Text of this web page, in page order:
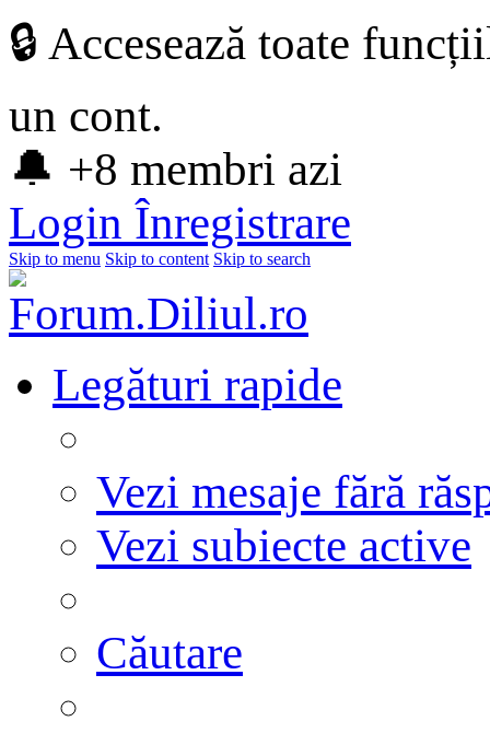
🔒 Accesează toate
un cont.
🔔 +8 membri azi
Login Înregistrare
Skip to menu Skip to content Skip to search
Legături rapide
Vezi mesaje fără
Vezi subiecte active
Căutare